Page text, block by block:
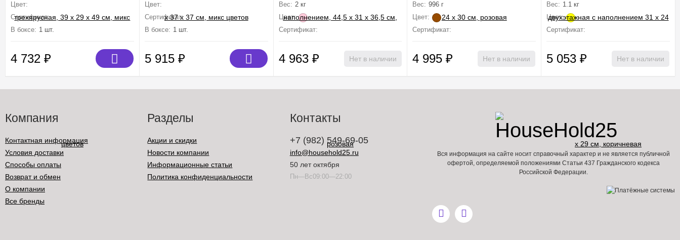
Цвет:
Сертификат: Не подлежит сертификации
В боксе: 1 шт.
4 732 ₽
Цвет:
Сертификат: Не подлежит сертификации
В боксе: 1 шт.
5 915 ₽
Вес: 2 кг
Цвет:
Сертификат:
4 963 ₽ Нет в наличии
Вес: 996 г
Цвет:
Сертификат:
4 995₽ Нет в наличии
Вес: 1.1 кг
Цвет:
Сертификат:
5 053₽ Нет в наличии
Компания
Контактная информация
Условия доставки
Способы оплаты
Возврат и обмен
О компании
Все бренды
Разделы
Акции и скидки
Новости компании
Информационные статьи
Политика конфиденциальности
Контакты
+7 (982) 549-69-05
info@household25.ru
50 лет октября
Пн—Вс09:00—22:00
Вся информация на сайте носит справочный характер и не является публичной
офертой, определяемой положениями Статьи 437 Гражданского кодекса
Российской Федерации.